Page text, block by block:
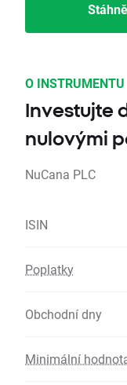
O INSTRUMENTU
Investujte
nulovými
NuCana PLC
ISIN
Poplatky
Obchodní dny
Minimální